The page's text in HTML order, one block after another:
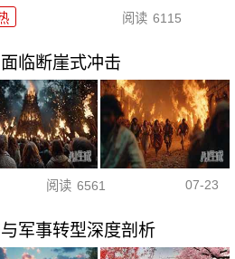
阅读 6115
临断崖式冲击
阅读 6561 07-23
军事转型深度剖析